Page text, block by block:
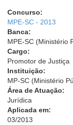
Concurso:
MPE-SC - 2013
Banca:
MPE-SC (Ministério
Cargo:
Promotor de Justiça
Instituição:
MP-SC (Ministério
Área de Atuação:
Jurídica
Aplicada em:
03/2013